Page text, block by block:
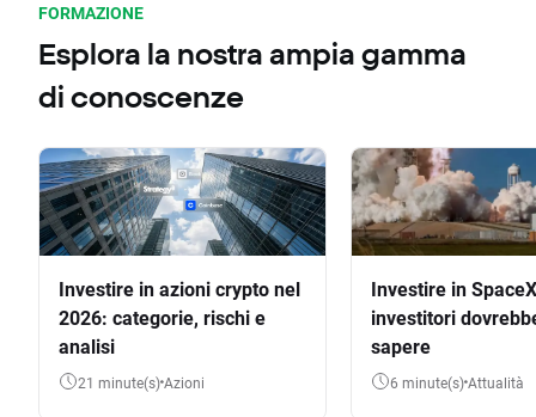
FORMAZIONE
Esplora la nostra ampia gamma
di conoscenze
Investire in azioni crypto nel
2026: categorie, rischi e
analisi
21 minute(s) Azioni
Investire in
investitori
sapere
6 minute(s) Attualità